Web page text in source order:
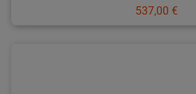
Prix
537,00 €